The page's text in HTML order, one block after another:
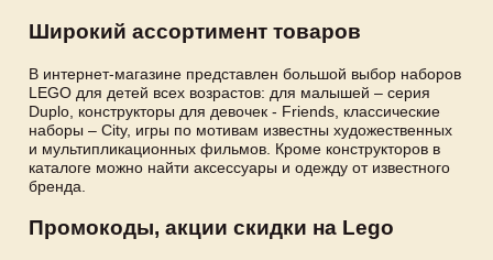
Широкий ассортимент товаров
В интернет-магазине представлен большой выбор наборов
LEGO для детей всех возрастов: для малышей – серия
Duplo, конструкторы для девочек - Friеnds, классические
наборы – City, игры по мотивам известны художественных
и мультипликационных фильмов. Кроме конструкторов в
каталоге можно найти аксессуары и одежду от известного
бренда.
Промокоды, акции скидки на Lego